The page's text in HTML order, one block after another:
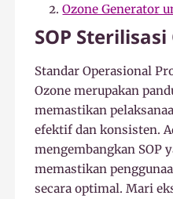
Ozone Generator
SOP
Standar Operasional
Ozone merupakan
memastikan
efektif dan konsisten.
mengembangkan SOP
memastikan
secara optimal. Mari